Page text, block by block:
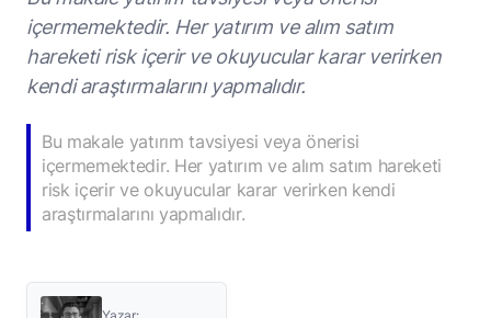
içermemektedir. Her yatırım ve alım satım
hareketi risk içerir ve okuyucular karar verirken
kendi araştırmalarını yapmalıdır.
Bu makale yatırım tavsiyesi veya önerisi
içermemektedir. Her yatırım ve alım satım hareketi
risk içerir ve okuyucular karar verirken kendi
araştırmalarını yapmalıdır.